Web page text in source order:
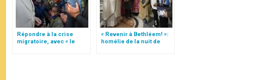
Répondre à la crise
migratoire, avec « le
« Revenir à Bethléem! »:
homélie de la nuit de
Noël (texte complet)